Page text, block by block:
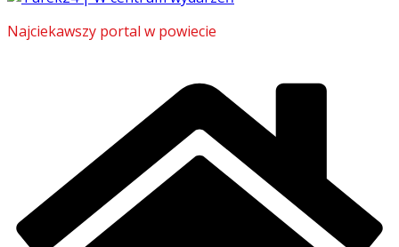
Najciekawszy portal w powiecie